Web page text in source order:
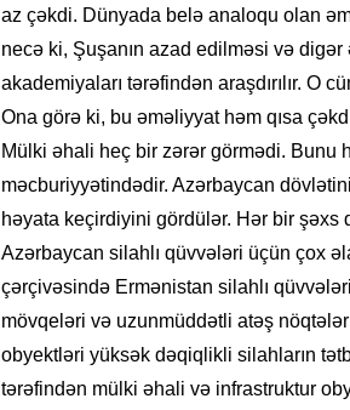
az çəkdi. Dünyada belə analoqu olan
necə ki, Şuşanın azad edilməsi və
akademiyaları tərəfindən araşdırılır. O
Ona görə ki, bu əməliyyat həm qısa
Mülki əhali heç bir zərər görmədi. Bunu
məcburiyyətindədir. Azərbaycan
həyata keçirdiyini gördülər. Hər bir şəxs
Azərbaycan silahlı qüvvələri üçün çox
çərçivəsində Ermənistan silahlı
mövqeləri və uzunmüddətli atəş
obyektləri yüksək dəqiqlikli silahların
tərəfindən mülki əhali və infrastruktur